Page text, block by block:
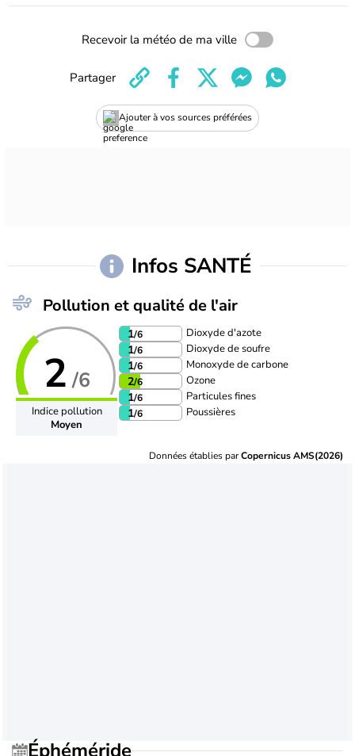
Recevoir la météo de ma ville
Ajouter à vos sources préférées
Partager
Infos SANTÉ
Pollution et qualité de l'air
2 /6
Indice pollution
Moyen
1/6 Dioxyde d'azote
1/6 Dioxyde de soufre
1/6 Monoxyde de carbone
2/6 Ozone
1/6 Particules fines
1/6 Poussières
Données établies parCopernicus AMS(2026)
Éphéméride